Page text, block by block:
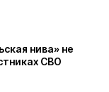
нива» не
СВО